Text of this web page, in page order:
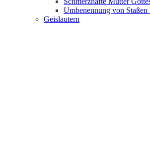
Umbenennung von Staßen
Geislautern